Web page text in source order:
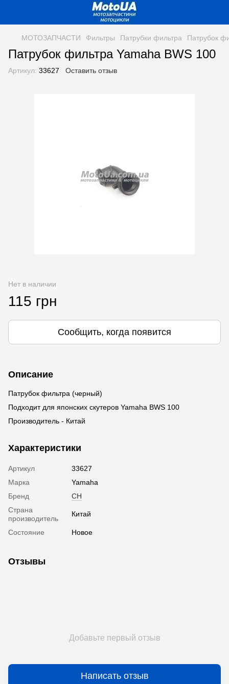
МОТОЗАПЧАСТИ Фильтры Патрубки фильтра Патрубок
Патрубок фильтра Yamaha BWS 100
Артикул: 33627 Оставить отзыв
Нет в наличии
115 грн
Сообщить, когда появится
Описание
Патрубок фильтра (черный)
Подходит для японских скутеров Yamaha BWS 100
Производитель - Китай
Характеристики
Артикул
33627
Марка
Yamaha
Бренд
CH
Страна
производитель
Китай
Состояние Новое
Отзывы
Добавьте первый отзыв
Написать отзыв